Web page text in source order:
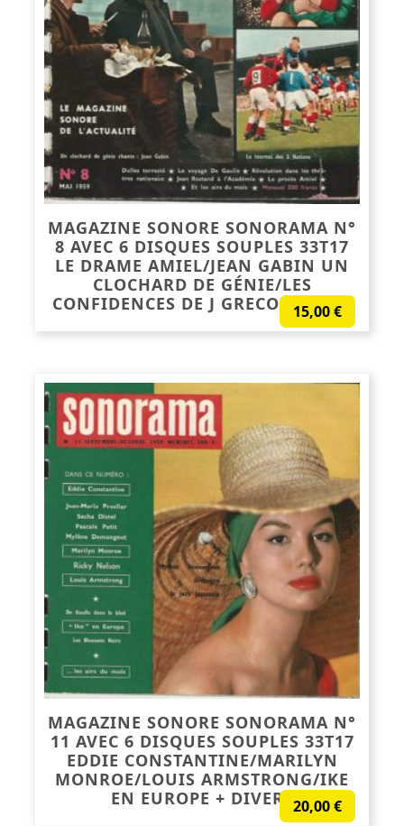
MAGAZINE SONORE SONORAMA N°
8 AVEC 6 DISQUES SOUPLES 33T17
LE DRAME AMIEL/JEAN GABIN UN
CLOCHARD DE GÉNIE/LES
CONFIDENCES DE J GRECO+DIVERS
15,00€
MAGAZINE SONORE SONORAMA N°
11 AVEC 6 DISQUES SOUPLES 33T17
EDDIE CONSTANTINE/MARILYN
MONROE/LOUIS ARMSTRONG/IKE
EN EUROPE + DIVERS20,00€